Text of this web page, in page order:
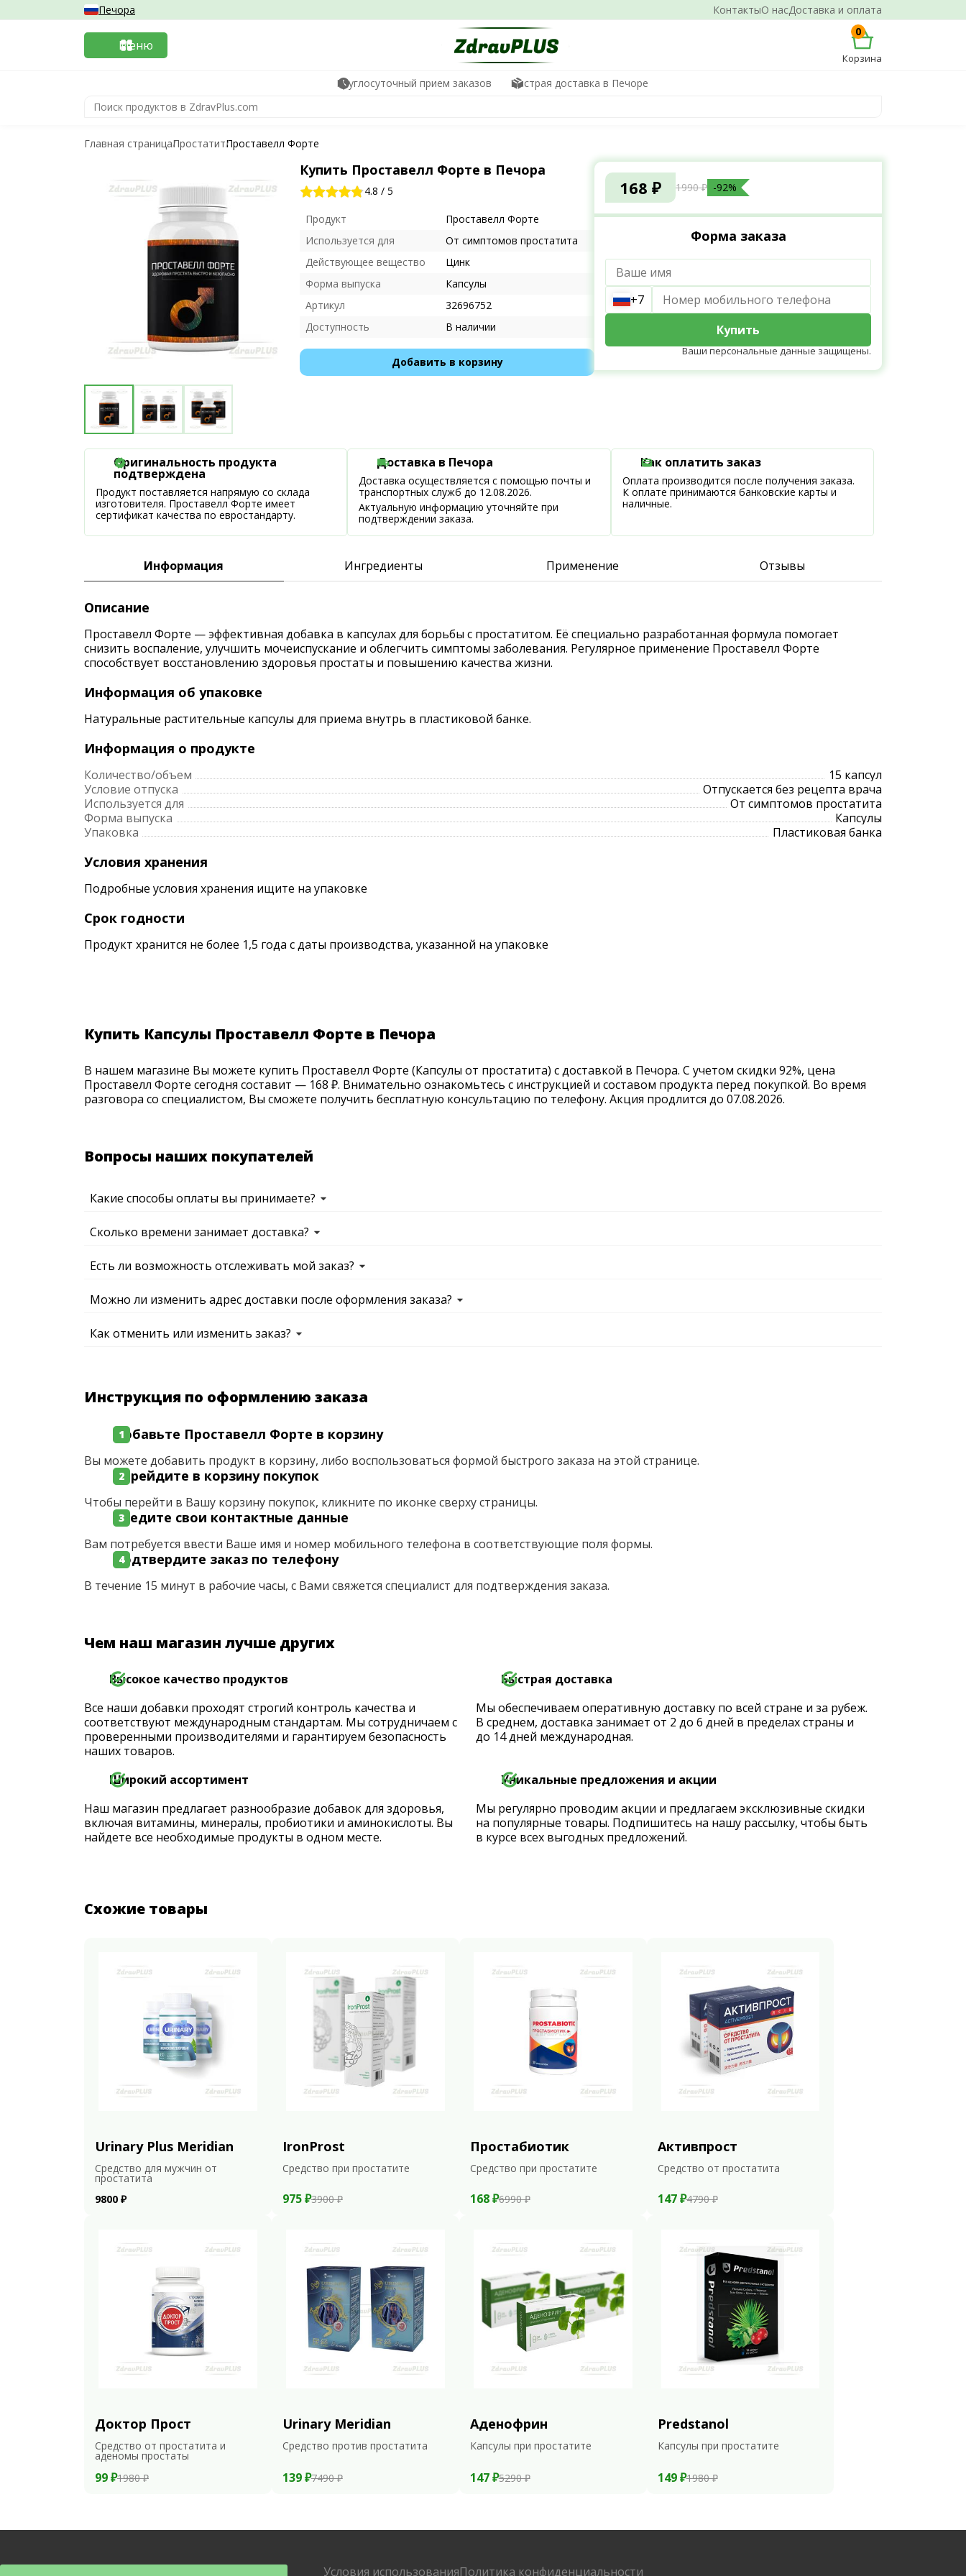
КонтактыО насДоставка и оплата
Печора
Меню
0
Корзина
Круглосуточный прием заказов Быстрая доставка в Печоре
Главная страницаПростатитПроставелл Форте
Купить Проставелл Форте в Печора
4.8 / 5
Продукт
Проставелл Форте
Используется для
От симптомов простатита
Действующее вещество
Цинк
Форма выпуска
Капсулы
Артикул
32696752
Доступность
В наличии
Добавить в корзину
168 ₽ 1990 ₽ -92%
Форма заказа
+7
Купить
Ваши персональные данные защищены.
Оригинальность продукта
подтверждена
Продукт поставляется напрямую со склада
изготовителя. Проставелл Форте имеет
сертификат качества по евростандарту.
Доставка в Печора
Доставка осуществляется с помощью почты и
транспортных служб до 12.08.2026.
Актуальную информацию уточняйте при
подтверждении заказа.
Как оплатить заказ
Оплата производится после получения заказа.
К оплате принимаются банковские карты и
наличные.
Информация Ингредиенты Применение Отзывы
Описание
Проставелл Форте — эффективная добавка в капсулах для борьбы с простатитом. Её специально разработанная формула помогает
снизить воспаление, улучшить мочеиспускание и облегчить симптомы заболевания. Регулярное применение Проставелл Форте
способствует восстановлению здоровья простаты и повышению качества жизни.
Информация об упаковке
Натуральные растительные капсулы для приема внутрь в пластиковой банке.
Информация о продукте
Количество/объем
15 капсул
Условие отпуска
Отпускается без рецепта врача
Используется для
От симптомов простатита
Форма выпуска
Капсулы
Упаковка
Пластиковая банка
Условия хранения
Подробные условия хранения ищите на упаковке
Срок годности
Продукт хранится не более 1,5 года с даты производства, указанной на упаковке
Купить Капсулы Проставелл Форте в Печора
В нашем магазине Вы можете купить Проставелл Форте (Капсулы от простатита) с доставкой в Печора. С учетом скидки 92%, цена
Проставелл Форте сегодня составит — 168 ₽. Внимательно ознакомьтесь с инструкцией и составом продукта перед покупкой. Во время
разговора со специалистом, Вы сможете получить бесплатную консультацию по телефону. Акция продлится до 07.08.2026.
Вопросы наших покупателей
Какие способы оплаты вы принимаете?
Сколько времени занимает доставка?
Есть ли возможность отслеживать мой заказ?
Можно ли изменить адрес доставки после оформления заказа?
Как отменить или изменить заказ?
Инструкция по оформлению заказа
Добавьте Проставелл Форте в корзину
Вы можете добавить продукт в корзину, либо воспользоваться формой быстрого заказа на этой странице.
Перейдите в корзину покупок
Чтобы перейти в Вашу корзину покупок, кликните по иконке сверху страницы.
Введите свои контактные данные
Вам потребуется ввести Ваше имя и номер мобильного телефона в соответствующие поля формы.
Подтвердите заказ по телефону
В течение 15 минут в рабочие часы, с Вами свяжется специалист для подтверждения заказа.
Чем наш магазин лучше других
Высокое качество продуктов
Все наши добавки проходят строгий контроль качества и
соответствуют международным стандартам. Мы сотрудничаем с
проверенными производителями и гарантируем безопасность
наших товаров.
Быстрая доставка
Мы обеспечиваем оперативную доставку по всей стране и за рубеж.
В среднем, доставка занимает от 2 до 6 дней в пределах страны и
до 14 дней международная.
Широкий ассортимент
Наш магазин предлагает разнообразие добавок для здоровья,
включая витамины, минералы, пробиотики и аминокислоты. Вы
найдете все необходимые продукты в одном месте.
Уникальные предложения и акции
Мы регулярно проводим акции и предлагаем эксклюзивные скидки
на популярные товары. Подпишитесь на нашу рассылку, чтобы быть
в курсе всех выгодных предложений.
Схожие товары
Urinary Plus Meridian
Средство для мужчин от
простатита
9800 ₽
IronProst
Средство при простатите
975 ₽3900 ₽
Простабиотик
Средство при простатите
168 ₽6990 ₽
Активпрост
Средство от простатита
147 ₽4790 ₽
Доктор Прост
Средство от простатита и
аденомы простаты
99 ₽1980 ₽
Urinary Meridian
Средство против простатита
139 ₽7490 ₽
Аденофрин
Капсулы при простатите
147 ₽5290 ₽
Predstanol
Капсулы при простатите
149 ₽1980 ₽
Условия использованияПолитика конфиденциальности